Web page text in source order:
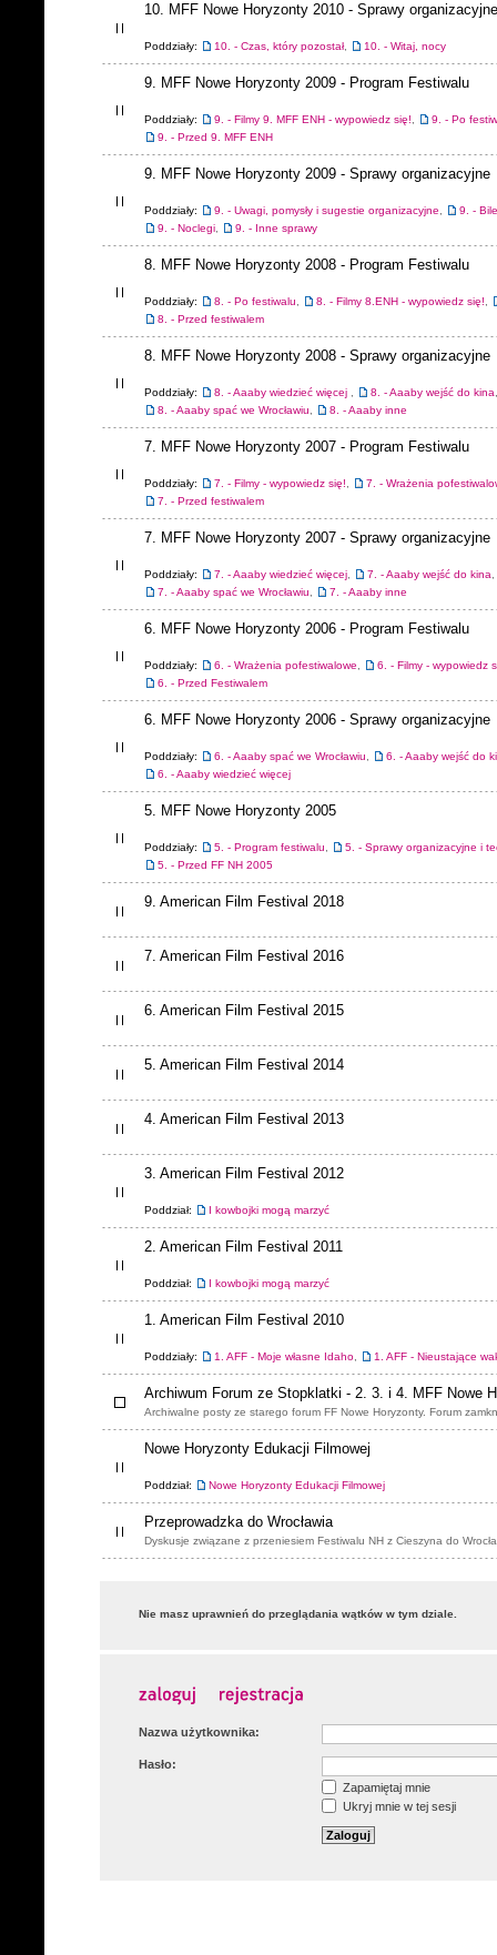
10. MFF Nowe Horyzonty 2010 - Sprawy organizacyjne
Poddziały: 10. - Czas, który pozostał, 10. - Witaj, nocy
9. MFF Nowe Horyzonty 2009 - Program Festiwalu
Poddziały: 9. - Filmy 9. MFF ENH - wypowiedz się!,
9. - Po
9. - Przed 9. MFF ENH
9. MFF Nowe Horyzonty 2009 - Sprawy organizacyjne
Poddziały: 9. - Uwagi, pomysły i sugestie organizacyjne,
9. -
9. - Noclegi, 9. - Inne sprawy
8. MFF Nowe Horyzonty 2008 - Program Festiwalu
Poddziały: 8. - Po festiwalu, 8. - Filmy 8.ENH - wypowiedz się!,
8. - Przed festiwalem
8. MFF Nowe Horyzonty 2008 - Sprawy organizacyjne
Poddziały: 8. - Aaaby wiedzieć więcej , 8. - Aaaby wejść do kina,
8. - Aaaby spać we Wrocławiu, 8. - Aaaby inne
7. MFF Nowe Horyzonty 2007 - Program Festiwalu
Poddziały: 7. - Filmy - wypowiedz się!,
7. - Wrażenia
7. - Przed festiwalem
7. MFF Nowe Horyzonty 2007 - Sprawy organizacyjne
Poddziały: 7. - Aaaby wiedzieć więcej, 7. - Aaaby wejść do kina,
7. - Aaaby spać we Wrocławiu, 7. - Aaaby inne
6. MFF Nowe Horyzonty 2006 - Program Festiwalu
Poddziały: 6. - Wrażenia pofestiwalowe,
6. - Filmy - wypowiedz
6. - Przed Festiwalem
6. MFF Nowe Horyzonty 2006 - Sprawy organizacyjne
Poddziały: 6. - Aaaby spać we Wrocławiu,
6. - Aaaby wejść do
6. - Aaaby wiedzieć więcej
5. MFF Nowe Horyzonty 2005
Poddziały: 5. - Program festiwalu,
5. - Sprawy organizacyjne i
5. - Przed FF NH 2005
9. American Film Festival 2018
7. American Film Festival 2016
6. American Film Festival 2015
5. American Film Festival 2014
4. American Film Festival 2013
3. American Film Festival 2012
Poddział: I kowbojki mogą marzyć
2. American Film Festival 2011
Poddział: I kowbojki mogą marzyć
1. American Film Festival 2010
Poddziały: 1. AFF - Moje własne Idaho, 1. AFF - Nieustające
Archiwum Forum ze Stopklatki - 2. 3. i 4. MFF Nowe
Archiwalne posty ze starego forum FF Nowe Horyzonty. Forum
Nowe Horyzonty Edukacji Filmowej
Poddział: Nowe Horyzonty Edukacji Filmowej
Przeprowadzka do Wrocławia
Dyskusje związane z przeniesiem Festiwalu NH z Cieszyna do
Nie masz uprawnień do przeglądania wątków w tym dziale.
Nazwa użytkownika:
Hasło:
Zapamiętaj mnie
Ukryj mnie w tej sesji